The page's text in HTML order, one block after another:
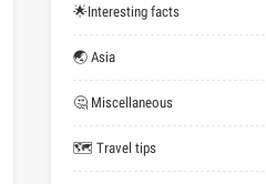
🌟Interesting facts
🌏 Asia
🤔 Miscellaneous
🗺 Travel tips